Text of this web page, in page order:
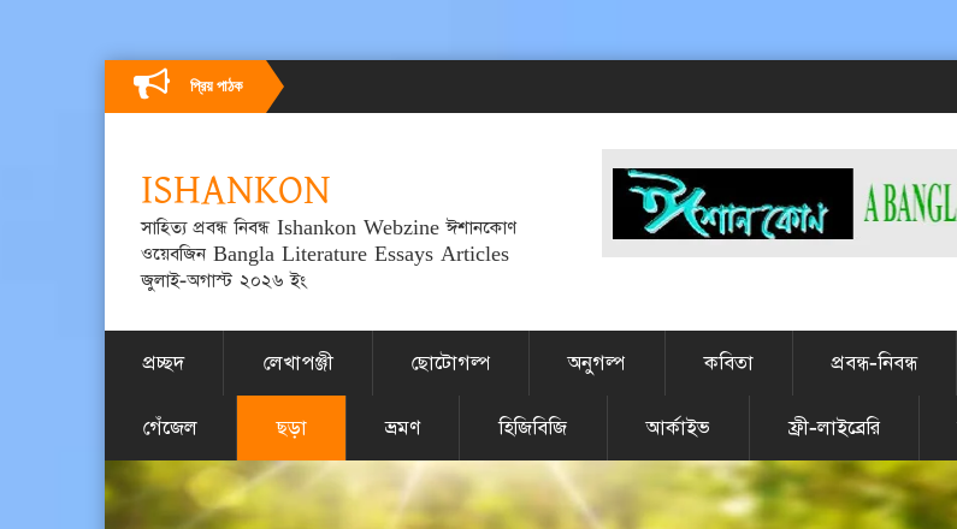
প্রিয় পাঠক
ISHANKON
সাহিত্য প্রবন্ধ নিবন্ধ Ishankon Webzine ঈশানকোণ
ওয়েবজিন Bangla Literature Essays Articles
জুলাই-অগাস্ট ২০২৬ ইং
প্রচ্ছদ লেখাপঞ্জী ছোটোগল্প অনুগল্প কবিতা প্রবন্ধ-নিবন্ধ
গেঁজেল ছড়া ভ্রমণ হিজিবিজি আর্কাইভ ফ্রী-লাইব্রেরি